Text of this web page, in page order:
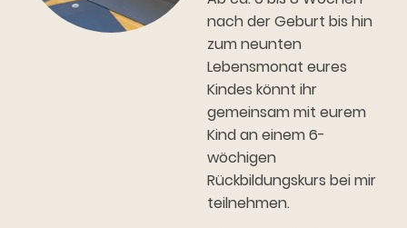
nach der Geburt bis hin
zum neunten
Lebensmonat eures
Kindes könnt ihr
gemeinsam mit eurem
Kind an einem 6-
wöchigen
Rückbildungskurs bei mir
teilnehmen.